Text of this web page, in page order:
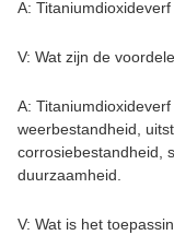
A:
V: Wat zijn de
A:
weerbestandheid,
corrosiebestandheid,
duurzaamheid.
V: Wat is het